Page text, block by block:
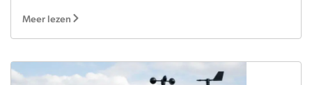
Meer lezen